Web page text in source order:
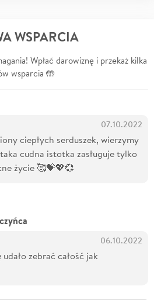
WSPARCIA
Wpłać darowiznę i przekaż kilka
wsparcia 🤲
07.10.2022
ciepłych serduszek, wierzymy
cudna istotka zasługuje tylko
życie 🥰💝💖💞
06.10.2022
zebrać całość jak